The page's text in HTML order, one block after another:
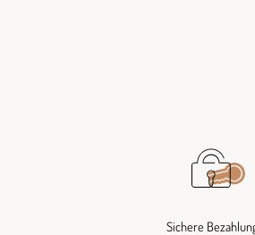
Sichere